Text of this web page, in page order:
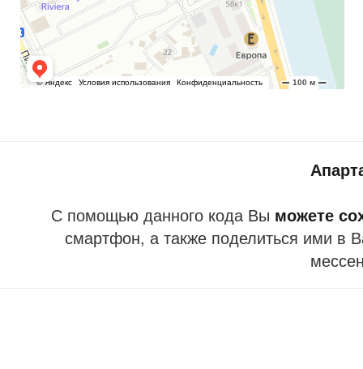
С помощью данного кода Вы можете
смартфон, а также поделиться ими в